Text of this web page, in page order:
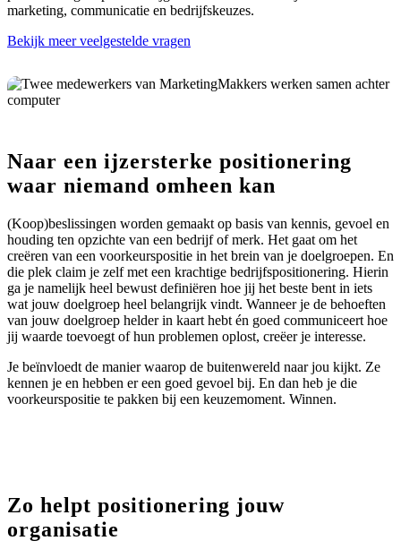
marketing, communicatie en bedrijfskeuzes.
Bekijk meer veelgestelde vragen
Naar een ijzersterke positionering
waar niemand omheen kan
(Koop)beslissingen worden gemaakt op basis van kennis, gevoel en
houding ten opzichte van een bedrijf of merk. Het gaat om het
creëren van een voorkeurspositie in het brein van je doelgroepen. En
die plek claim je zelf met een krachtige bedrijfspositionering. Hierin
ga je namelijk heel bewust definiëren hoe jij het beste bent in iets
wat jouw doelgroep heel belangrijk vindt. Wanneer je de behoeften
van jouw doelgroep helder in kaart hebt én goed communiceert hoe
jij waarde toevoegt of hun problemen oplost, creëer je interesse.
Je beïnvloedt de manier waarop de buitenwereld naar jou kijkt. Ze
kennen je en hebben er een goed gevoel bij. En dan heb je die
voorkeurspositie te pakken bij een keuzemoment. Winnen.
Zo helpt positionering jouw
organisatie